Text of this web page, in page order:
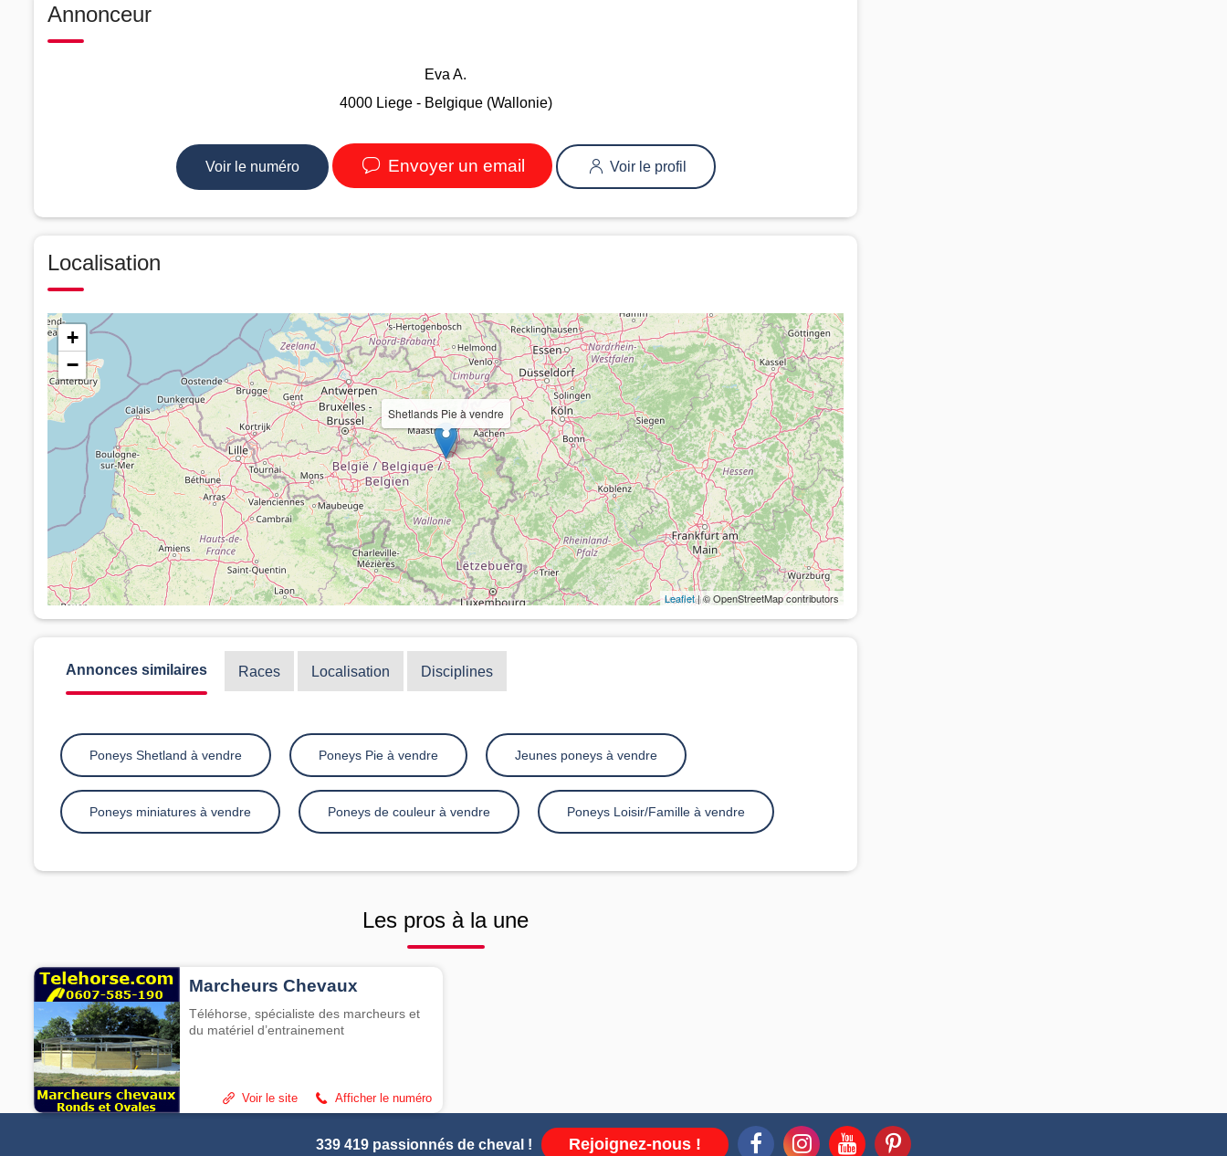
Annonceur
Eva A.
4000 Liege - Belgique (Wallonie)
Voir le numéro Envoyer un email Voir le profil
Localisation
Shetlands Pie à vendre
+
−
Leaflet| © OpenStreetMap contributors
Annonces similaires Races Localisation Disciplines
Poneys Shetland à vendre Poneys Pie à vendre Jeunes poneys à vendre
Poneys miniatures à vendre Poneys de couleur à vendre Poneys Loisir/Famille à vendre
Les pros à la une
Marcheurs Chevaux
Téléhorse, spécialiste des marcheurs et
du matériel d’entrainement
Afficher le numéro
Voir le site
339 419 passionnés de cheval ! Rejoignez-nous !